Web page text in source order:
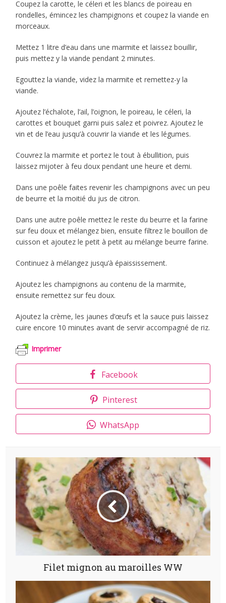
Coupez la carotte, le céleri et les blancs de poireau en
rondelles, émincez les champignons et coupez la viande en
morceaux.
Mettez 1 litre d’eau dans une marmite et laissez bouillir,
puis mettez y la viande pendant 2 minutes.
Egouttez la viande, videz la marmite et remettez-y la
viande.
Ajoutez l’échalote, l’ail, l’oignon, le poireau, le céleri, la
carottes et bouquet garni puis salez et poivrez. Ajoutez le
vin et de l’eau jusqu’à couvrir la viande et les légumes.
Couvrez la marmite et portez le tout à ébullition, puis
laissez mijoter à feu doux pendant une heure et demi.
Dans une poêle faites revenir les champignons avec un peu
de beurre et la moitié du jus de citron.
Dans une autre poêle mettez le reste du beurre et la farine
sur feu doux et mélangez bien, ensuite filtrez le bouillon de
cuisson et ajoutez le petit à petit au mélange beurre farine.
Continuez à mélangez jusqu’à épaississement.
Ajoutez les champignons au contenu de la marmite,
ensuite remettez sur feu doux.
Ajoutez la crème, les jaunes d’œufs et la sauce puis laissez
cuire encore 10 minutes avant de servir accompagné de riz.
Imprimer
Facebook
Pinterest
WhatsApp
Filet mignon au maroilles WW